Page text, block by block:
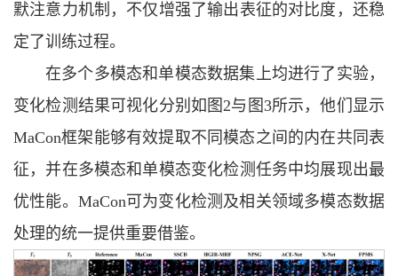
默注意力机制，不仅增强了输出表征的对比度，还稳
定了训练过程。
在多个多模态和单模态数据集上均进行了实验，
变化检测结果可视化分别如图2与图3所示，他们显示
MaCon框架能够有效提取不同模态之间的内在共同表
征，并在多模态和单模态变化检测任务中均展现出最
优性能。MaCon可为变化检测及相关领域多模态数据
处理的统一提供重要借鉴。